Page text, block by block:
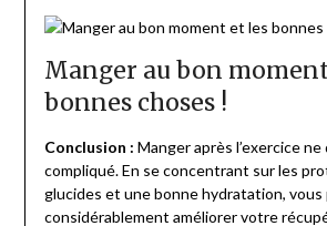
Manger au bon
bonnes choses !
Conclusion : Manger après l’exercice
compliqué. En se concentrant sur les
glucides et une bonne hydratation, vous
considérablement améliorer votre